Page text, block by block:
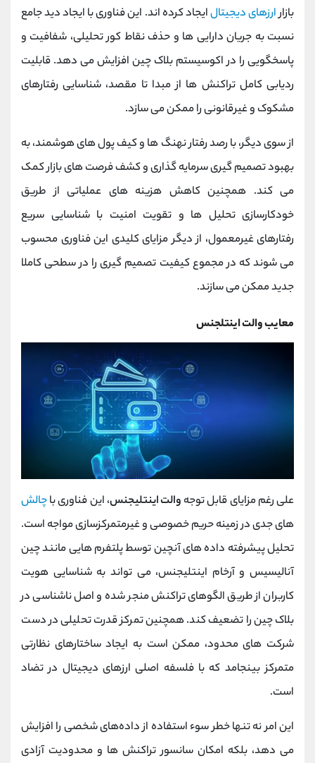
بازارارزهای دیجیتالایجاد کرده ‌اند. این فناوری با ایجاد دید جامع
نسبت به جریان دارایی ‌ها و حذف نقاط کور تحلیلی، شفافیت و
پاسخگویی را در اکوسیستم بلاک ‌چین افزایش می ‌دهد. قابلیت
ردیابی کامل تراکنش‌ ها از مبدا تا مقصد، شناسایی رفتارهای
مشکوک و غیرقانونی را ممکن می ‌سازد.
از سوی دیگر، با رصد رفتار نهنگ‌ ها و کیف پول‌ های هوشمند، به
بهبود تصمیم ‌گیری سرمایه‌ گذاری و کشف فرصت ‌های بازار کمک
می‌ کند. همچنین کاهش هزینه ‌های عملیاتی از طریق
خودکارسازی تحلیل ‌ها و تقویت امنیت با شناسایی سریع
رفتارهای غیرمعمول، از دیگر مزایای کلیدی این فناوری محسوب
می ‌شوند که در مجموع کیفیت تصمیم ‌گیری را در سطحی کاملا
جدید ممکن می ‌سازند.
معایب والت اینتلجنس
علی رغم مزایای قابل توجه والت اینتلیجنس، این فناوری باچالش
‌های جدی در زمینه حریم خصوصی و غیرمتمرکزسازی مواجه است.
تحلیل پیشرفته داده‌ های آنچین توسط پلتفرم‌ هایی مانند چین
‌آنالیسیس و آرخام اینتلیجنس، می ‌تواند به شناسایی هویت
کاربران از طریق الگوهای تراکنش منجر شده و اصل ناشناسی در
بلاک‌ چین را تضعیف کند. همچنین تمرکز قدرت تحلیلی در دست
شرکت ‌های محدود، ممکن است به ایجاد ساختارهای نظارتی
متمرکز بینجامد که با فلسفه اصلی ارزهای دیجیتال در تضاد
است.
این امر نه تنها خطر سوء استفاده از داده‌های شخصی را افزایش
می ‌دهد، بلکه امکان سانسور تراکنش ‌ها و محدودیت آزادی